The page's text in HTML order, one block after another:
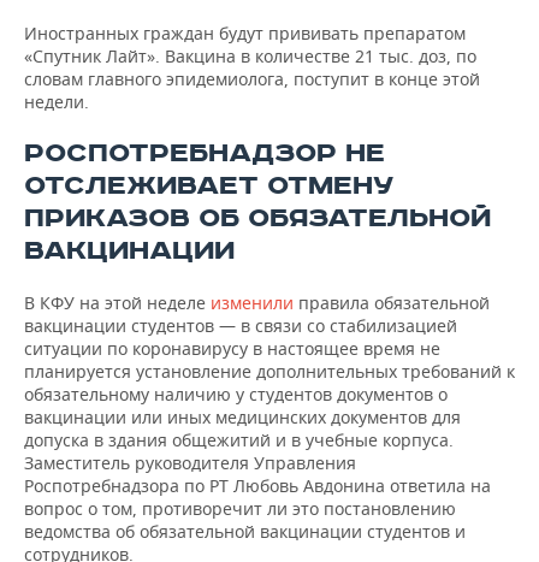
Иностранных граждан будут прививать препаратом
«Спутник Лайт». Вакцина в количестве 21 тыс. доз, по
словам главного эпидемиолога, поступит в конце этой
недели.
РОСПОТРЕБНАДЗОР НЕ
ОТСЛЕЖИВАЕТ ОТМЕНУ
ПРИКАЗОВ ОБ ОБЯЗАТЕЛЬНОЙ
ВАКЦИНАЦИИ
В КФУ на этой неделе изменили правила обязательной
вакцинации студентов — в связи со стабилизацией
ситуации по коронавирусу в настоящее время не
планируется установление дополнительных требований к
обязательному наличию у студентов документов о
вакцинации или иных медицинских документов для
допуска в здания общежитий и в учебные корпуса.
Заместитель руководителя Управления
Роспотребнадзора по РТ Любовь Авдонина ответила на
вопрос о том, противоречит ли это постановлению
ведомства об обязательной вакцинации студентов и
сотрудников.